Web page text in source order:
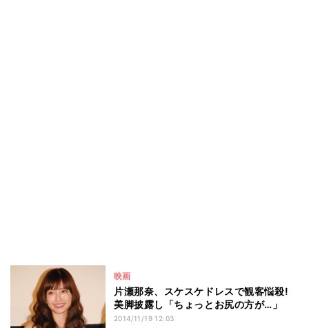
映画
片瀬那奈、スケスケドレスで観客悩殺!
美脚披露し「ちょっとお尻の方が…」
2014/11/19 12:03